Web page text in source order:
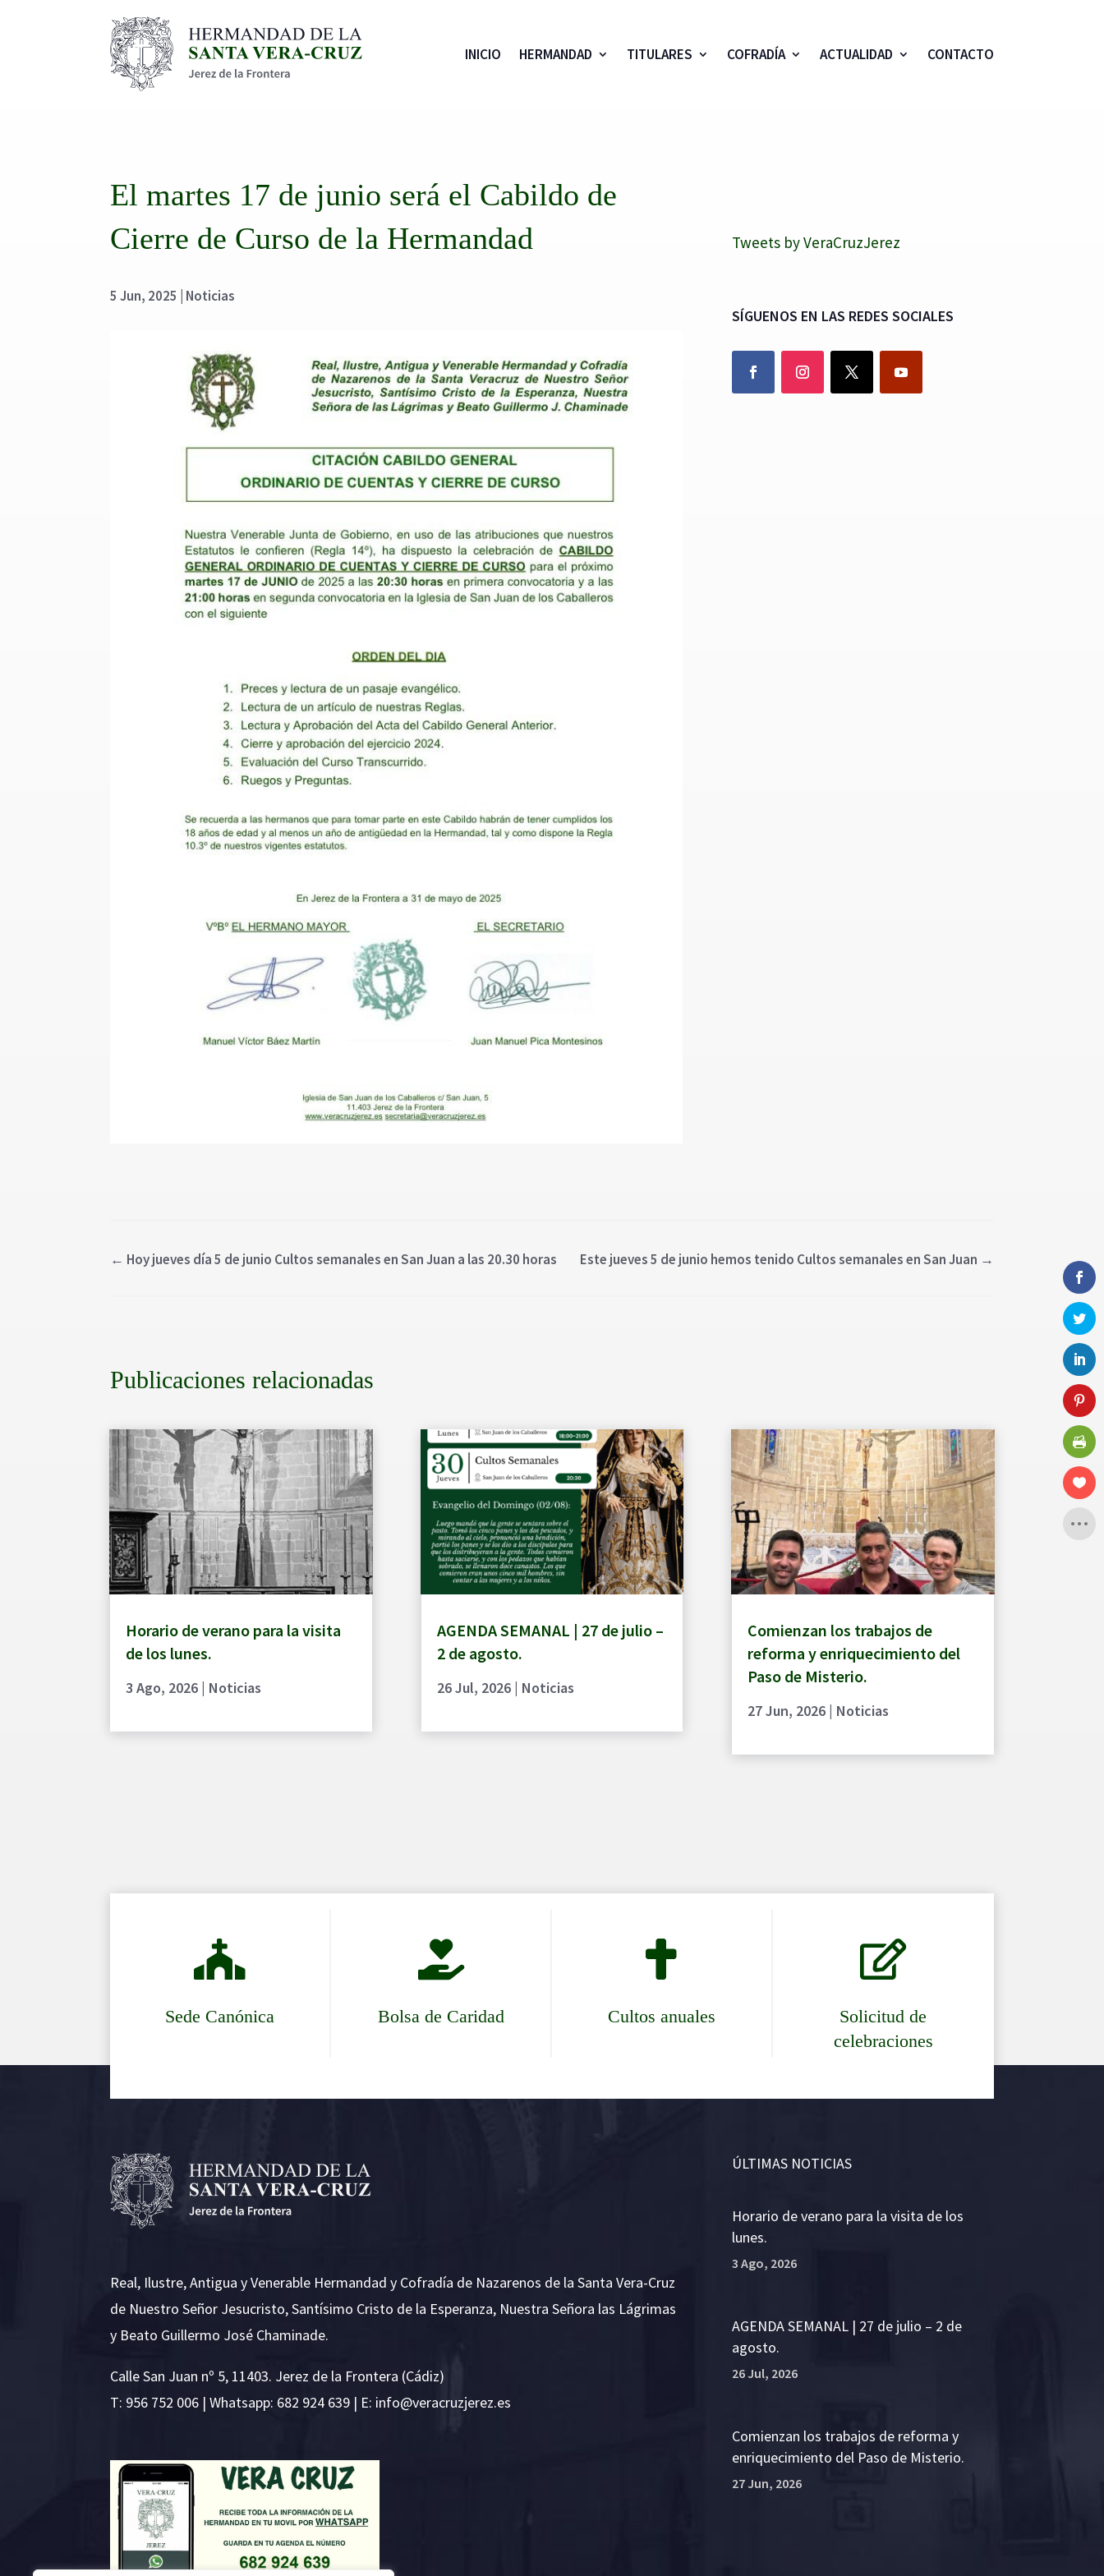
INICIO HERMANDAD TITULARES COFRADÍA ACTUALIDAD CONTACTO
El martes 17 de junio será el Cabildo de
Cierre de Curso de la Hermandad
5 Jun, 2025 Noticias
Tweets by VeraCruzJerez
SÍGUENOS EN LAS REDES SOCIALES
← Hoy jueves día 5 de junio Cultos semanales en San Juan a las 20.30 horas Este jueves 5 de junio hemos tenido Cultos semanales en San Juan →
Publicaciones relacionadas
Horario de verano para la visita
de los lunes.
3 Ago, 2026 | Noticias
AGENDA SEMANAL | 27 de julio –
2 de agosto.
26 Jul, 2026| Noticias
Comienzan los trabajos de
reforma y enriquecimiento del
Paso de Misterio.
27 Jun, 2026| Noticias

Sede Canónica

Bolsa de Caridad

Cultos anuales

Solicitud de
celebraciones
Real, Ilustre, Antigua y Venerable Hermandad y Cofradía de Nazarenos de la Santa Vera-Cruz
de Nuestro Señor Jesucristo, Santísimo Cristo de la Esperanza, Nuestra Señora las Lágrimas
y Beato Guillermo José Chaminade.
Calle San Juan nº 5, 11403. Jerez de la Frontera (Cádiz)
T: 956 752 006 | Whatsapp: 682 924 639 | E: se.ze
rejzu
rcare
v@ofn
i
ÚLTIMAS NOTICIAS
Horario de verano para la visita de los
lunes.
3 Ago, 2026
AGENDA SEMANAL | 27 de julio – 2 de
agosto.
26 Jul, 2026
Comienzan los trabajos de reforma y
enriquecimiento del Paso de Misterio.
27 Jun, 2026